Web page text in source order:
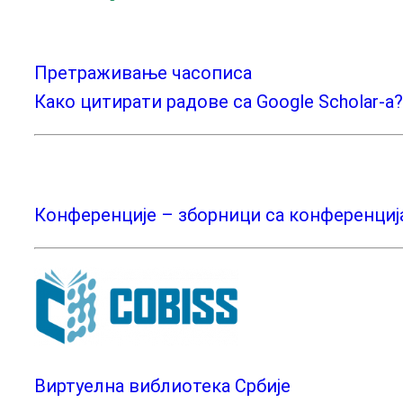
Претраживање часописа
Како цитирати радове са Google Scholar-a?
Конференције – зборници са
Виртуелна виблиотека Србије